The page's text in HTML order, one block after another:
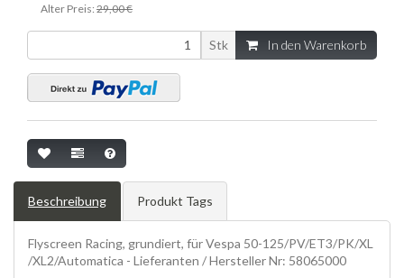
Alter Preis: 29,00 €
Stk In den Warenkorb
Beschreibung Produkt Tags
Flyscreen Racing, grundiert, für Vespa 50-125/PV/ET3/PK/XL
/XL2/Automatica - Lieferanten / Hersteller Nr: 58065000